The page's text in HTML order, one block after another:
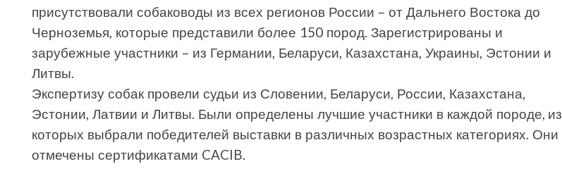
присутствовали собаководы из всех регионов России – от Дальнего Востока до
Черноземья, которые представили более 150 пород. Зарегистрированы и
зарубежные участники – из Германии, Беларуси, Казахстана, Украины, Эстонии и
Литвы.
Экспертизу собак провели судьи из Словении, Беларуси, России, Казахстана,
Эстонии, Латвии и Литвы. Были определены лучшие участники в каждой породе, из
которых выбрали победителей выставки в различных возрастных категориях. Они
отмечены сертификатами CACIB.